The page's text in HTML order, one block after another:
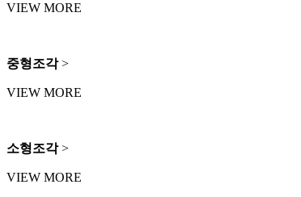
VIEW MORE
중형조각>
VIEW MORE
소형조각>
VIEW MORE